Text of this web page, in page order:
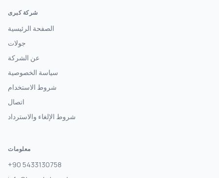
شركة كبرى
الصفحة الرئيسية
جولات
عن الشركة
سياسة الخصوصية
شروط الاستخدام
اتصال
شروط الإلغاء والاسترداد
معلومات
+90 5433130758